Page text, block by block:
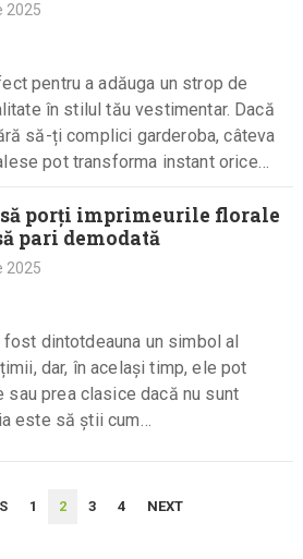
2025
pentru a adăuga un strop de
în stilul tău vestimentar. Dacă
să-ți complici garderoba, câteva
pot transforma instant orice…
să porți imprimeurile florale
pari demodată
2025
dintotdeauna un simbol al
dar, în același timp, ele pot
sau prea clasice dacă nu sunt
este să știi cum…
1 2 3 4 NEXT